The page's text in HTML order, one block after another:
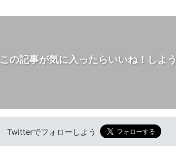
この記事が気に入ったらいいね！しよう
Twitterでフォローしよう